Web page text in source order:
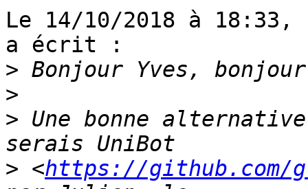
Le 14/10/2018 à
a écrit :
>
>
> Une bonne
> <https://github.com/